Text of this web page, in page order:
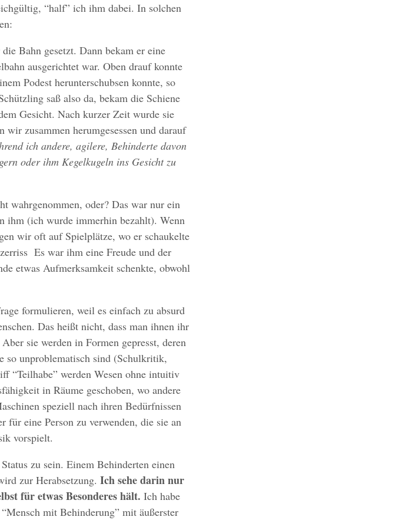
“half” ich ihm dabei. In solchen
Bahn gesetzt. Dann bekam er eine
ausgerichtet war. Oben drauf konnte
Podest herunterschubsen konnte, so
saß also da, bekam die Schiene
Gesicht. Nach kurzer Zeit wurde sie
zusammen herumgesessen und darauf
ich andere, agilere, Behinderte davon
oder ihm Kegelkugeln ins Gesicht zu
wahrgenommen, oder? Das war nur ein
ihm (ich wurde immerhin bezahlt). Wenn
wir oft auf Spielplätze, wo er schaukelte
Es war ihm eine Freude und der
etwas Aufmerksamkeit schenkte, obwohl
formulieren, weil es einfach zu absurd
Das heißt nicht, dass man ihnen ihr
sie werden in Formen gepresst, deren
so unproblematisch sind (Schulkritik,
“Teilhabe” werden Wesen ohne intuitiv
in Räume geschoben, wo andere
speziell nach ihren Bedürfnissen
für eine Person zu verwenden, die sie an
vorspielt.
zu sein. Einem Behinderten einen
zur Herabsetzung. Ich sehe darin nur
für etwas Besonderes hält. Ich habe
mit Behinderung” mit äußerster